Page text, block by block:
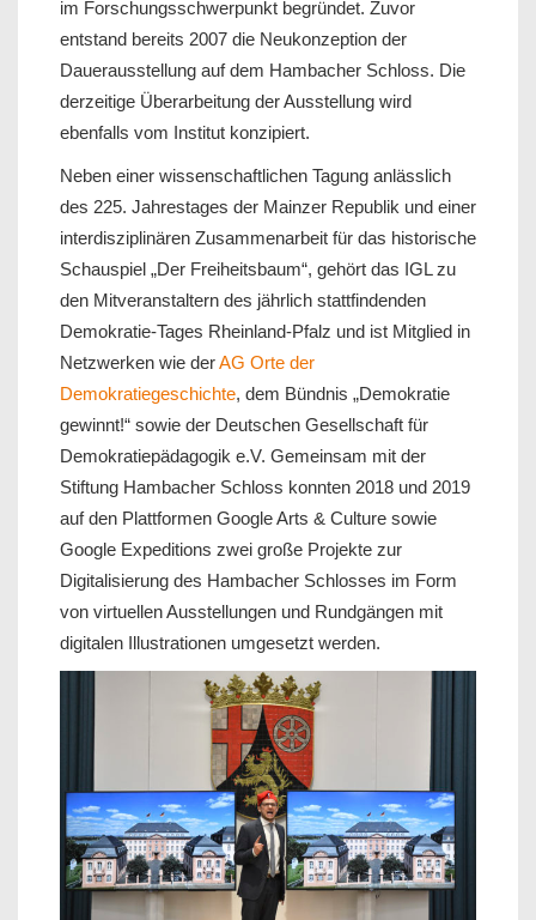
im Forschungsschwerpunkt begründet. Zuvor
entstand bereits 2007 die Neukonzeption der
Dauerausstellung auf dem Hambacher Schloss. Die
derzeitige Überarbeitung der Ausstellung wird
ebenfalls vom Institut konzipiert.
Neben einer wissenschaftlichen Tagung anlässlich
des 225. Jahrestages der Mainzer Republik und einer
interdisziplinären Zusammenarbeit für das historische
Schauspiel „Der Freiheitsbaum“, gehört das IGL zu
den Mitveranstaltern des jährlich stattfindenden
Demokratie-Tages Rheinland-Pfalz und ist Mitglied in
Netzwerken wie derAG Orte der
Demokratiegeschichte, dem Bündnis „Demokratie
gewinnt!“ sowie der Deutschen Gesellschaft für
Demokratiepädagogik e.V. Gemeinsam mit der
Stiftung Hambacher Schloss konnten 2018 und 2019
auf den Plattformen Google Arts & Culture sowie
Google Expeditions zwei große Projekte zur
Digitalisierung des Hambacher Schlosses im Form
von virtuellen Ausstellungen und Rundgängen mit
digitalen Illustrationen umgesetzt werden.